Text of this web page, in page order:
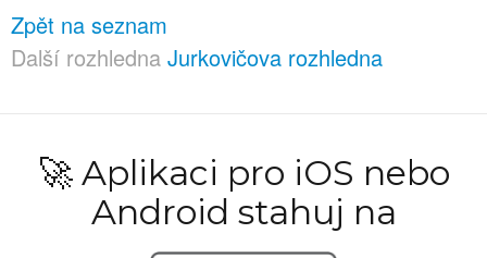
Zpět na seznam
Další rozhledna Jurkovičova rozhledna
🚀 Aplikaci pro iOS nebo
Android stahuj na